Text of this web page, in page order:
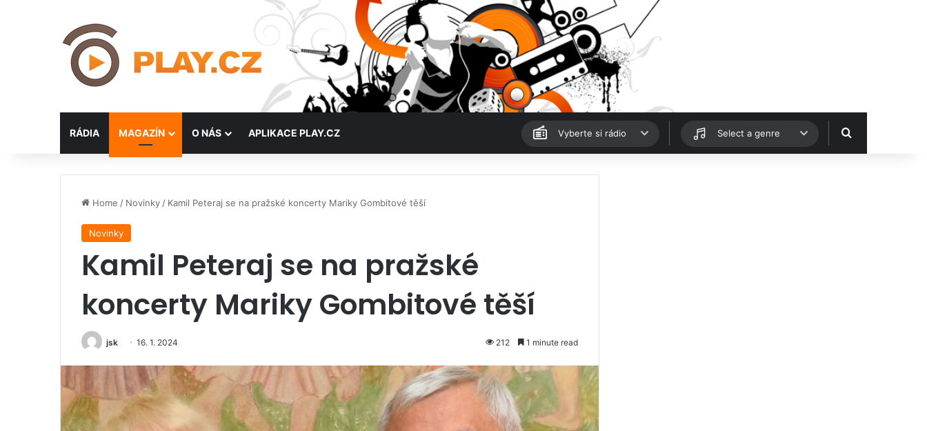
RÁDIA MAGAZÍN O NÁS APLIKACE PLAY.CZ Vyberte si rádio Select a genre Hledat
Home / Novinky / Kamil Peteraj se na pražské koncerty Mariky Gombitové těší
Novinky
Kamil Peteraj se na pražské
koncerty Mariky Gombitové těší
jsk 16. 1. 2024 212 1 minute read